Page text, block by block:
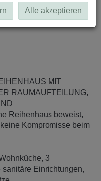
MIT
RAUMAUFTEILUNG,
Reihenhaus beweist,
Kompromisse beim
3
sanitäre Einrichtungen,
Alle akzeptieren